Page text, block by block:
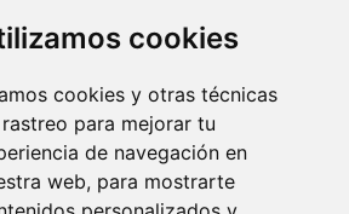
cookies
cookies y otras técnicas
para mejorar tu
de navegación en
web, para mostrarte
cookies preferences
© 2025 shopping.eus